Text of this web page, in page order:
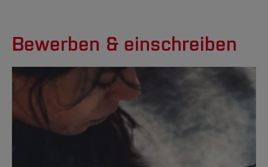
Bewerben & einschreiben